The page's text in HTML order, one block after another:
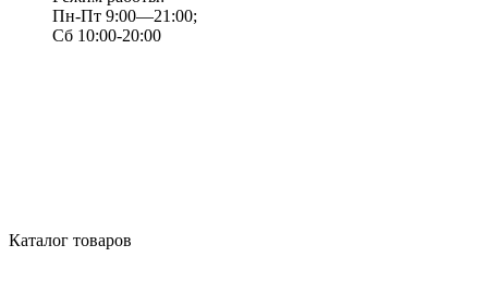
Пн-Пт 9:00—21:00;
Сб 10:00-20:00
Каталог товаров